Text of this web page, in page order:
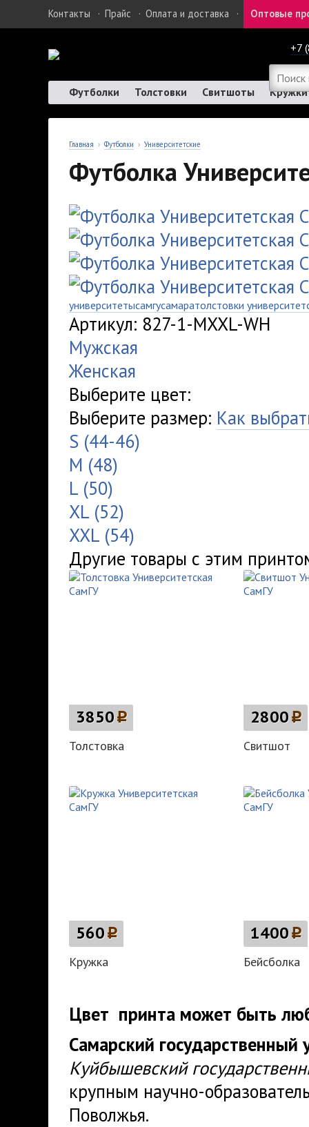
Контакты · Прайс · Оплата и доставка · Оптовые
+7
Футболки Толстовки Свитшоты Кружки
Главная › Футболки › Университетские
Футболка
университетысамгусамаратолстовки
Артикул: 827-1-MXXL-WH
Мужская
Женская
Выберите цвет:
Выберите размер: Как
S (44-46)
M (48)
L (50)
XL (52)
XXL (54)
Другие товары с этим
3850p
Толстовка
2800p
Свитшот
560p
Кружка
1400p
Бейсболка
Цвет принта может быть
Самарский государственный
Куйбышевский
крупным научно-
Поволжья.